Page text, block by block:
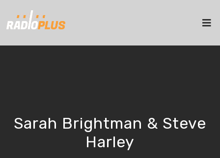
Sarah Brightman & Steve
Harley